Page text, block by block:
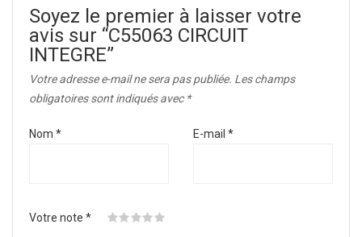
Soyez le premier à laisser votre
avis sur “C55063 CIRCUIT
INTEGRE”
Votre adresse e-mail ne sera pas publiée. Les champs
obligatoires sont indiqués avec *
Nom * E-mail *
Votre note *